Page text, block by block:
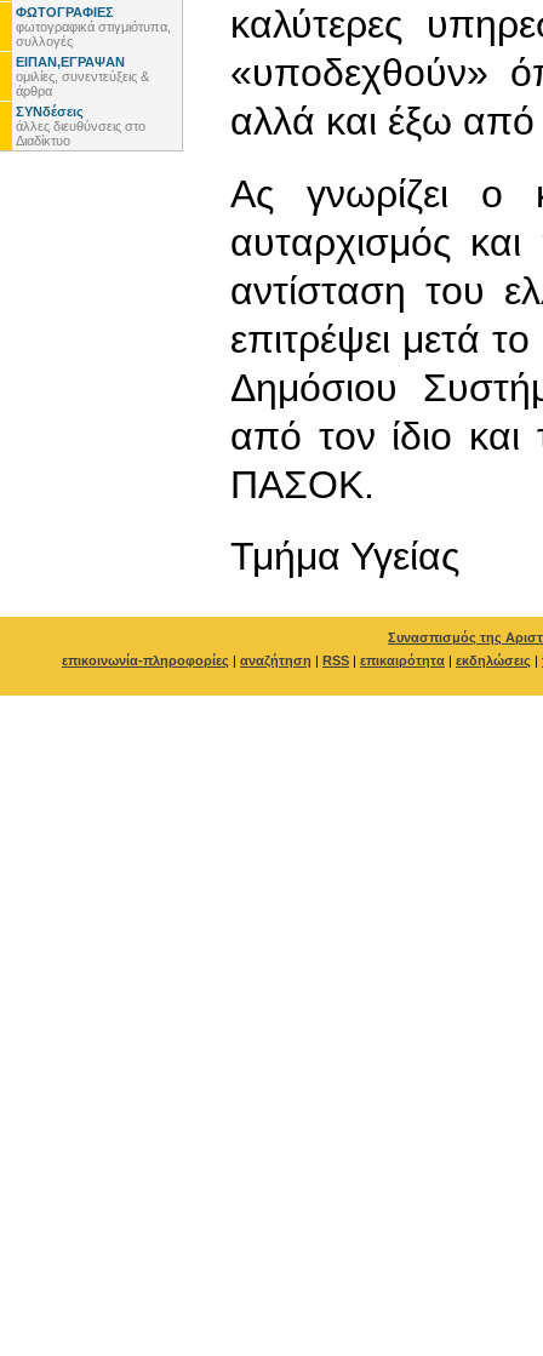
ΦΩΤΟΓΡΑΦΙΕΣ
φωτογραφικά στιγμιότυπα,
συλλογές
ΕΙΠΑΝ,ΕΓΡΑΨΑΝ
ομιλίες, συνεντεύξεις &
άρθρα
ΣΥΝδέσεις
άλλες διευθύνσεις στο
Διαδίκτυο
καλύτερες
«υποδεχθούν»
αλλά και έξω από
Ας γνωρίζει
αυταρχισμός
αντίσταση του
επιτρέψει μετά
Δημόσιου
από τον ίδιο
ΠΑΣΟΚ.
Τμήμα Υγείας
Συνασπισμός της
επικοινωνία-πληροφορίες | αναζήτηση | RSS | επικαιρότητα | εκδηλώσεις |